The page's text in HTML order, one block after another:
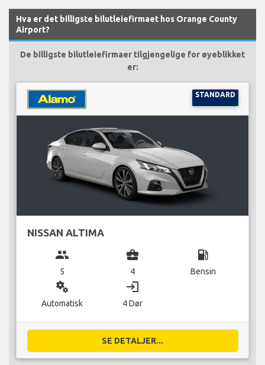
Hva er det billigste bilutleiefirmaet hos Orange County
Airport?
De billigste bilutleiefirmaer tilgjengelige for øyeblikket
er:
STANDARD
NISSAN ALTIMA
group
5
business_center
4
local_gas_station
Bensin
miscellaneous_services
Automatisk
login
4 Dør
SE DETALJER...